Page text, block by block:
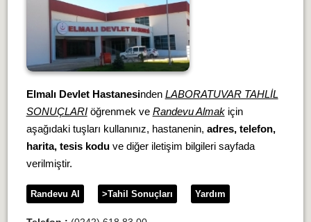
Elmalı Devlet Hastanesinden LABORATUVAR TAHLİL
SONUÇLARIöğrenmek ve Randevu Almakiçin
aşağıdaki tuşları kullanınız, hastanenin, adres, telefon,
harita, tesis koduve diğer iletişim bilgileri sayfada
verilmiştir.
Randevu Al >Tahil Sonuçları Yardım